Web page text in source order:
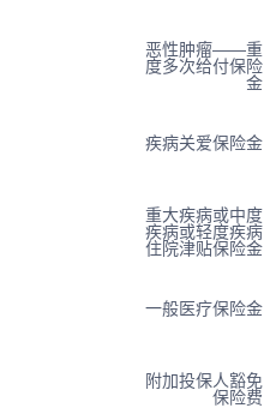
恶性肿瘤——重
度多次给付保险
金
疾病关爱保险金
重大疾病或中度
疾病或轻度疾病
住院津贴保险金
一般医疗保险金
附加投保人豁免
保险费